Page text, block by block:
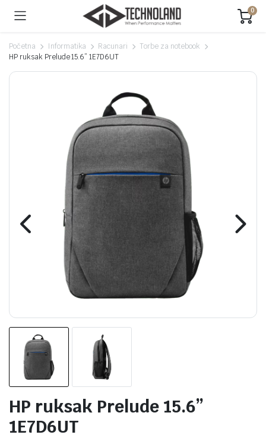
0
Početna Informatika Racunari
Torbe za notebook
HP ruksak Prelude 15.6” 1E7D6UT
HP ruksak Prelude 15.6”
1E7D6UT